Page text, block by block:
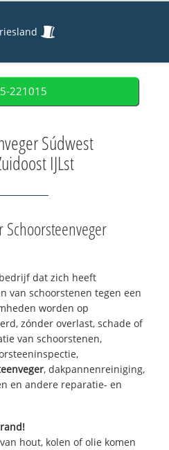
221015
Súdwest
IJLst
dat zich heeft
van schoorstenen tegen een
worden op
zónder overlast, schade of
van schoorstenen,
, dakpannenreiniging,
en andere reparatie- en
hout, kolen of olie komen